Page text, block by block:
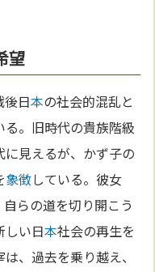
望
後日本の社会的混乱と
る。旧時代の貴族階級
に見えるが、かず子の
象徴している。彼女
らの道を切り開こう
しい日本社会の再生を
、過去を乗り越え、